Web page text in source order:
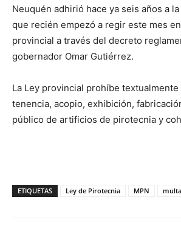
Neuquén adhirió hace ya seis años a
que recién empezó a regir este mes
provincial a través del decreto
gobernador Omar Gutiérrez.
La Ley provincial prohíbe textualmente
tenencia, acopio, exhibición,
público de artificios de pirotecnia y
ETIQUETAS Ley de Pirotecnia MPN